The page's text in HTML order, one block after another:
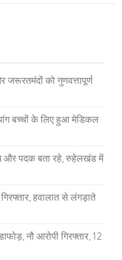
जरूरतमंदों को गुणवत्तापूर्ण
बच्चों के लिए हुआ मेडिकल
और पदक बता रहे, रुहेलखंड में
हवालात से लंगड़ाते
नौ आरोपी गिरफ्तार, 12